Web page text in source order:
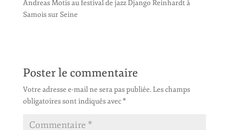
Andreas Motis au festival de jazz Django Reinhardt à
Samois sur Seine
Poster le commentaire
Votre adresse e-mail ne sera pas publiée.Les champs
obligatoires sont indiqués avec*